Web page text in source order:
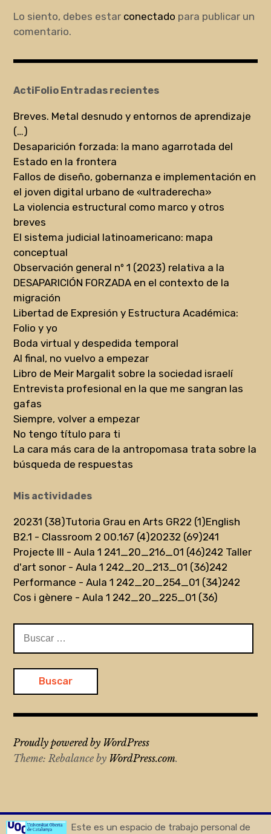
Lo siento, debes estar conectado para publicar un
comentario.
ActiFolio Entradas recientes
Breves. Metal desnudo y entornos de aprendizaje
(…)
Desaparición forzada: la mano agarrotada del
Estado en la frontera
Fallos de diseño, gobernanza e implementación en
el joven digital urbano de «ultraderecha»
La violencia estructural como marco y otros
breves
El sistema judicial latinoamericano: mapa
conceptual
Observación general nº 1 (2023) relativa a la
DESAPARICIÓN FORZADA en el contexto de la
migración
Libertad de Expresión y Estructura Académica:
Folio y yo
Boda virtual y despedida temporal
Al final, no vuelvo a empezar
Libro de Meir Margalit sobre la sociedad israelí
Entrevista profesional en la que me sangran las
gafas
Siempre, volver a empezar
No tengo título para ti
La cara más cara de la antropomasa trata sobre la
búsqueda de respuestas
Mis actividades
20231 (38)Tutoria Grau en Arts GR22 (1)English
B2.1 - Classroom 2 00.167 (4)20232 (69)241
Projecte III - Aula 1 241_20_216_01 (46)242 Taller
d'art sonor - Aula 1 242_20_213_01 (36)242
Performance - Aula 1 242_20_254_01 (34)242
Cos i gènere - Aula 1 242_20_225_01 (36)
Proudly powered by WordPress
Theme: Rebalance by WordPress.com.
Este es un espacio de trabajo personal de